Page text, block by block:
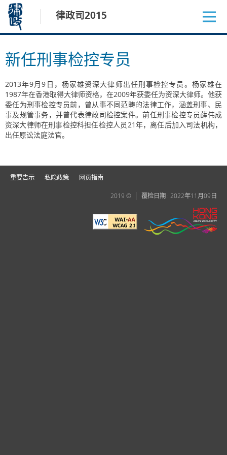
容
律政司2015
新任刑事检控专员
2013年9月9日，杨家雄资深大律师出任刑事检控专员。杨家雄在
1987年在香港取得大律师资格，在2009年获委任为资深大律师。他获
委任为刑事检控专员前，曾从事不同范畴的法律工作，涵盖刑事、民
事及规管事务，并曾代表律政司检控案件。前任刑事检控专员薛伟成
资深大律师在刑事检控科担任检控人员21年，离任后加入司法机构，
出任原讼法庭法官。
重要告示 私隐政策 网页指南
2019 © 覆检日期 : 2022年11月09日